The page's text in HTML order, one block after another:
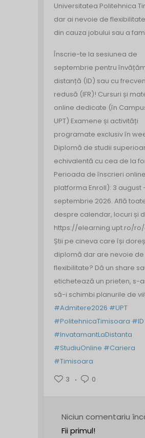
Universitatea Politehnica
dar ai nevoie de
din cauza jobului sau a
Înscrie-te la sesiunea de
septembrie pentru
distanță (ID) sau cu
redusă (IFR)! Cursuri și
online dedicate (în
UPT) Examene și activități
programate exclusiv în
Diplomă de studii
echivalentă cu cea de la
Perioada de înscrieri
platforma Enroll): 3 august
septembrie 2026. Află
despre calendar, locuri și
https://elearning.upt.ro/
Știi pe cineva care își
diplomă dar are nevoie de
flexibilitate? Dă un share
etichetează un prieten, s-
să-i schimbi planurile de
#Admitere2026 #UPT
#PolitehnicaTimisoara #ID
#InvatamantLaDistanta
#StudiuOnline #Cariera
#Timisoara
3
0
Niciun comentariu
Fii primul!